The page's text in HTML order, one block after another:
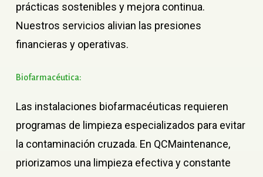
prácticas sostenibles y mejora continua.
Nuestros servicios alivian las presiones
financieras y operativas.
Biofarmacéutica:
Las instalaciones biofarmacéuticas requieren
programas de limpieza especializados para evitar
la contaminación cruzada. En QCMaintenance,
priorizamos una limpieza efectiva y constante